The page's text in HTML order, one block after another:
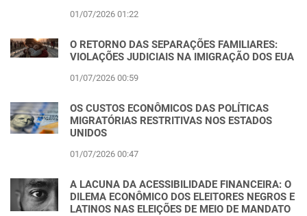
01/07/2026 01:22
O RETORNO DAS SEPARAÇÕES FAMILIARES:
VIOLAÇÕES JUDICIAIS NA IMIGRAÇÃO DOS EUA
01/07/2026 00:59
OS CUSTOS ECONÔMICOS DAS POLÍTICAS
MIGRATÓRIAS RESTRITIVAS NOS ESTADOS
UNIDOS
01/07/2026 00:47
A LACUNA DA ACESSIBILIDADE FINANCEIRA: O
DILEMA ECONÔMICO DOS ELEITORES NEGROS E
LATINOS NAS ELEIÇÕES DE MEIO DE MANDATO